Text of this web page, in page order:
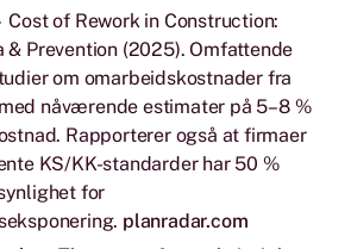
Cost of Rework in Construction:
& Prevention (2025). Omfattende
om omarbeidskostnader fra
nåværende estimater på 5–8 %
Rapporterer også at firmaer
KS/KK-standarder har 50 %
for
planradar.com